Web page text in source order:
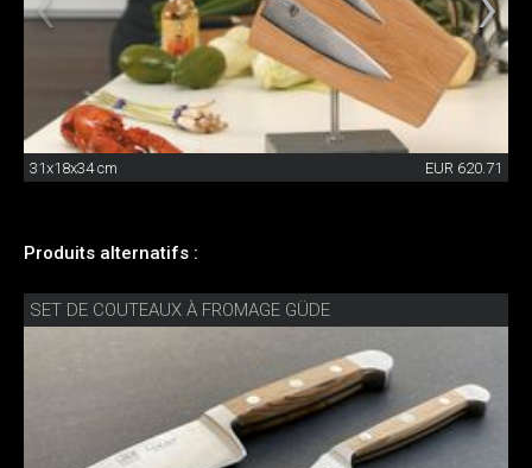
31x18x34 cm EUR 620.71
Produits alternatifs :
SET DE COUTEAUX À FROMAGE GÜDE